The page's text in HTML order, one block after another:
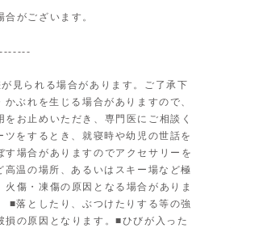
がございます。
見られる場合があります。ご了承下
ぶれを生じる場合がありますので、
お止めいただき、専門医にご相談く
をするとき、就寝時や幼児の世話を
場合がありますのでアクセサリーを
温の場所、あるいはスキー場など極
傷・凍傷の原因となる場合がありま
■落としたり、ぶつけたりする等の強
損の原因となります。■ひびが入った